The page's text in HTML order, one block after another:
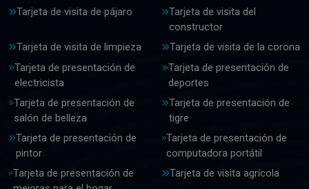
Tarjeta de visita de pájaro
Tarjeta de visita del
constructor
Tarjeta de visita de limpieza
Tarjeta de visita de la corona
Tarjeta de presentación de
electricista
Tarjeta de presentación de
deportes
Tarjeta de presentación de
salón de belleza
Tarjeta de presentación de
tigre
Tarjeta de presentación de
pintor
Tarjeta de presentación de
computadora portátil
Tarjeta de presentación de
Tarjeta de visita agrícola